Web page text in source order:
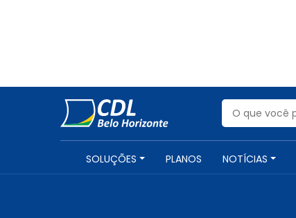
SOLUÇÕES PLANOS NOTÍCIAS